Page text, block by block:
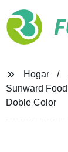
Hogar
Sunward
Doble Color